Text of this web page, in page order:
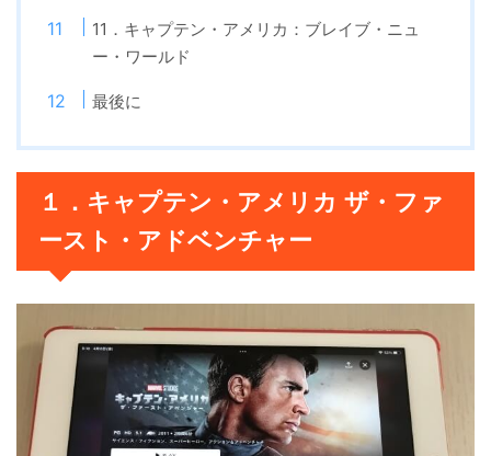
11．キャプテン・アメリカ：ブレイブ・ニュ
ー・ワールド
最後に
１．キャプテン・アメリカ ザ・ファ
ースト・アドベンチャー